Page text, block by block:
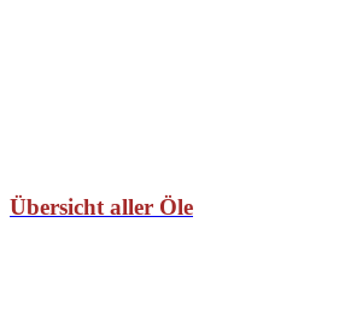
Übersicht aller Öle